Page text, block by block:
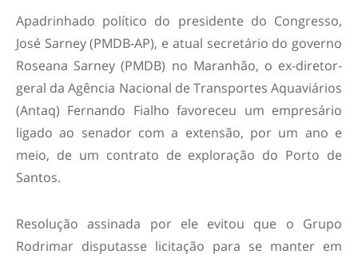
Apadrinhado político do presidente do Congresso,
José Sarney (PMDB-AP), e atual secretário do governo
Roseana Sarney (PMDB) no Maranhão, o ex-diretor-
geral da Agência Nacional de Transportes Aquaviários
(Antaq) Fernando Fialho favoreceu um empresário
ligado ao senador com a extensão, por um ano e
meio, de um contrato de exploração do Porto de
Santos.
Resolução assinada por ele evitou que o Grupo
Rodrimar disputasse licitação para se manter em